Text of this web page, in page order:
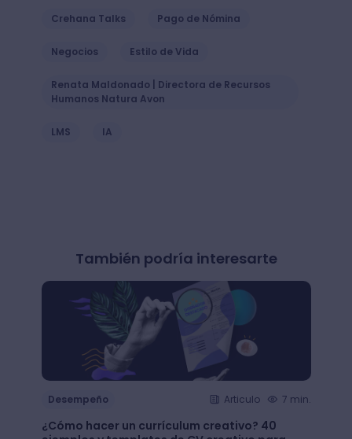
Crehana Talks Pago de Nómina
Negocios Estilo de Vida
Renata Maldonado | Directora de Recursos
Humanos Natura Avon
LMS IA
También podría interesarte
Desempeño Articulo 7 min.
¿Cómo hacer un currículum creativo? 40